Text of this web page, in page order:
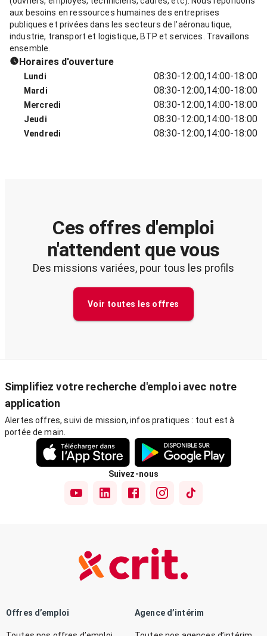
aux besoins en ressources humaines des entreprises
publiques et privées dans les secteurs de l'aéronautique,
industrie, transport et logistique, BTP et services. Travaillons
ensemble.
Horaires d'ouverture
Lundi 08:30-12:00,14:00-18:00
Mardi 08:30-12:00,14:00-18:00
Mercredi 08:30-12:00,14:00-18:00
Jeudi 08:30-12:00,14:00-18:00
Vendredi 08:30-12:00,14:00-18:00
Ces offres d'emploi
n'attendent que vous
Des missions variées, pour tous les profils
Voir toutes les offres
Simplifiez votre recherche d'emploi avec notre
application
Alertes offres, suivi de mission, infos pratiques : tout est à
portée de main.
Suivez-nous
Offres d’emploi Agence d’intérim